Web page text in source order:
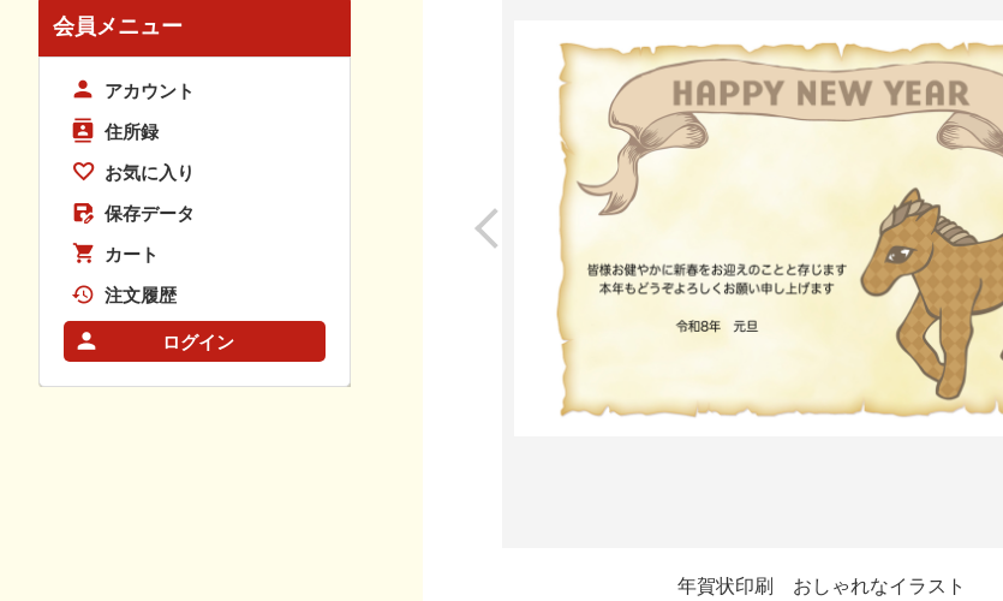
年賀状印刷 おしゃれなイラスト
会員メニュー
アカウント
住所録
お気に入り
保存データ
カート
注文履歴
ログイン